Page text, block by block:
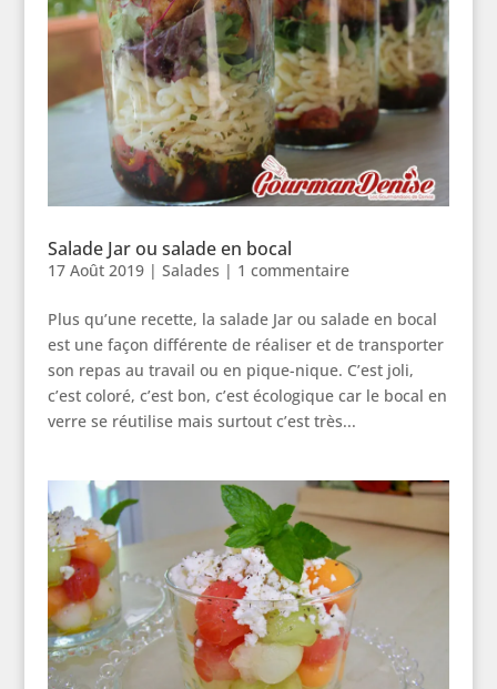
Salade Jar ou salade en bocal
17 Août 2019| Salades | 1 commentaire
Plus qu’une recette, la salade Jar ou salade en bocal
est une façon différente de réaliser et de transporter
son repas au travail ou en pique-nique. C’est joli,
c’est coloré, c’est bon, c’est écologique car le bocal en
verre se réutilise mais surtout c’est très...